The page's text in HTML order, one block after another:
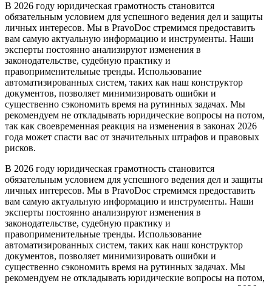
В 2026 году юридическая грамотность становится
обязательным условием для успешного ведения дел и защиты
личных интересов. Мы в PravoDoc стремимся предоставить
вам самую актуальную информацию и инструменты. Наши
эксперты постоянно анализируют изменения в
законодательстве, судебную практику и
правоприменительные тренды. Использование
автоматизированных систем, таких как наш конструктор
документов, позволяет минимизировать ошибки и
существенно сэкономить время на рутинных задачах. Мы
рекомендуем не откладывать юридические вопросы на потом,
так как своевременная реакция на изменения в законах 2026
года может спасти вас от значительных штрафов и правовых
рисков.
В 2026 году юридическая грамотность становится
обязательным условием для успешного ведения дел и защиты
личных интересов. Мы в PravoDoc стремимся предоставить
вам самую актуальную информацию и инструменты. Наши
эксперты постоянно анализируют изменения в
законодательстве, судебную практику и
правоприменительные тренды. Использование
автоматизированных систем, таких как наш конструктор
документов, позволяет минимизировать ошибки и
существенно сэкономить время на рутинных задачах. Мы
рекомендуем не откладывать юридические вопросы на потом,